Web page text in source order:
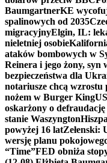
BaumgartnerKE
spalinowych od 2035
migracyjnyElgin, IL:
nieletniej osobie
ataków bombowych w
Reinera i jego żony, syn
bezpieczeństwa dla
notariusze chcą wzrostu
nożem w Burger King
oskarżony o
stanie Waszyngton
powyżej 16 latZełenski:
wersję planu
“Time”FED obniża